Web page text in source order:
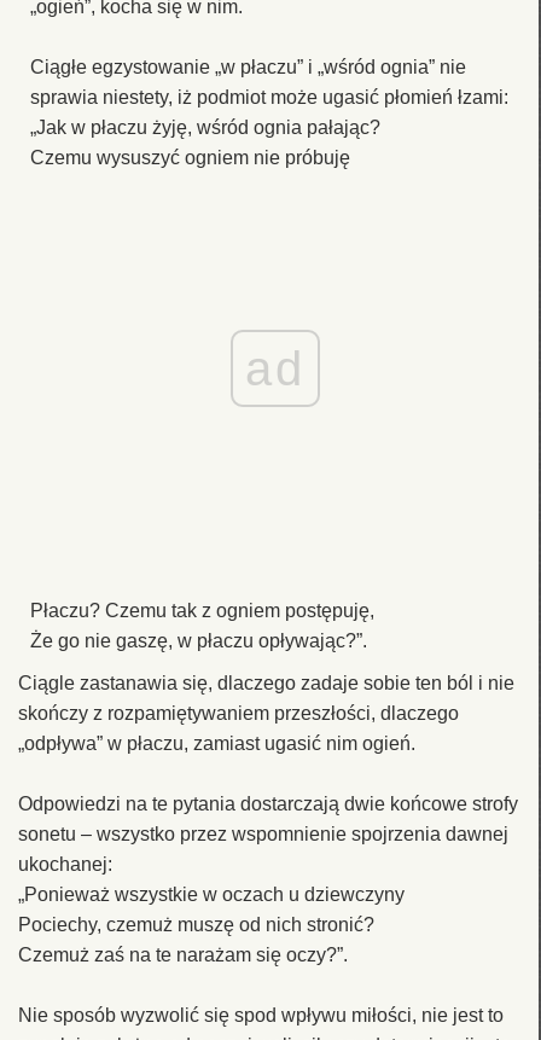
„ogień”, kocha się w nim.
Ciągłe egzystowanie „w płaczu” i „wśród ognia” nie
sprawia niestety, iż podmiot może ugasić płomień łzami:
„Jak w płaczu żyję, wśród ognia pałając?
Czemu wysuszyć ogniem nie próbuję
ad
Płaczu? Czemu tak z ogniem postępuję,
Że go nie gaszę, w płaczu opływając?”.
Ciągle zastanawia się, dlaczego zadaje sobie ten ból i nie
skończy z rozpamiętywaniem przeszłości, dlaczego
„odpływa” w płaczu, zamiast ugasić nim ogień.
Odpowiedzi na te pytania dostarczają dwie końcowe strofy
sonetu – wszystko przez wspomnienie spojrzenia dawnej
ukochanej:
„Ponieważ wszystkie w oczach u dziewczyny
Pociechy, czemuż muszę od nich stronić?
Czemuż zaś na te narażam się oczy?”.
Nie sposób wyzwolić się spod wpływu miłości, nie jest to